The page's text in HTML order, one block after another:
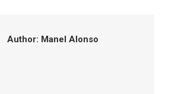
Author: Manel Alonso